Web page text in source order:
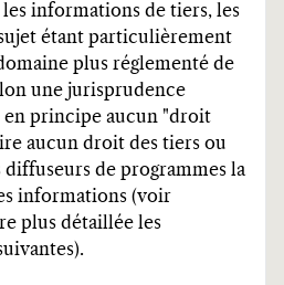
informations de tiers, les
étant particulièrement
plus réglementé de
une jurisprudence
en principe aucun "droit
aucun droit des tiers ou
diffuseurs de programmes la
informations (voir
plus détaillée les